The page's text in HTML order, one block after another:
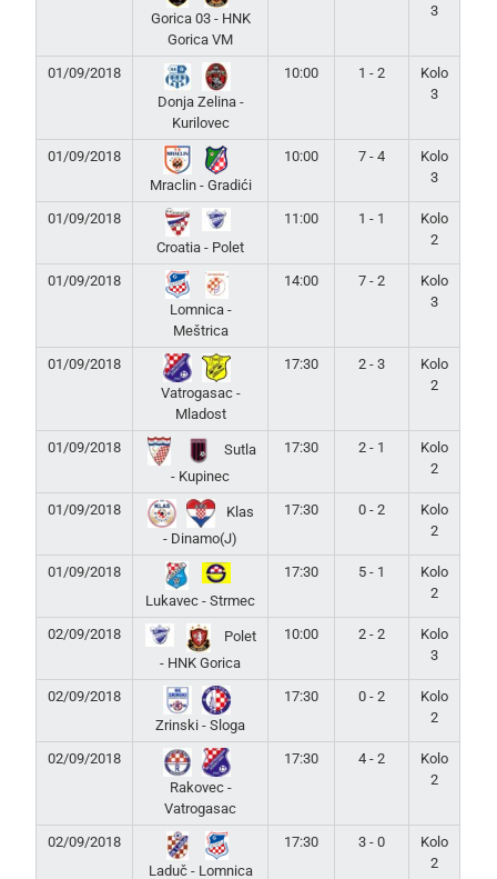
Gorica 03 - HNK
Gorica VM
3
01/09/2018
Donja Zelina -
Kurilovec
10:00 1 - 2
Kolo
3
01/09/2018
Mraclin - Gradići
10:00 7 - 4
Kolo
3
01/09/2018
Croatia - Polet
11:00 1 - 1
Kolo
2
01/09/2018
Lomnica -
Meštrica
14:00 7 - 2
Kolo
3
01/09/2018
Vatrogasac -
Mladost
17:30 2 - 3
Kolo
2
01/09/2018
Sutla
- Kupinec
17:30 2 - 1
Kolo
2
01/09/2018
Klas
- Dinamo(J)
17:30 0 - 2
Kolo
2
01/09/2018
Lukavec - Strmec
17:30 5 - 1
Kolo
2
02/09/2018
Polet
- HNK Gorica
10:00 2 - 2
Kolo
3
02/09/2018
Zrinski - Sloga
17:30 0 - 2
Kolo
2
02/09/2018
Rakovec -
Vatrogasac
17:30 4 - 2
Kolo
2
02/09/2018
Laduč - Lomnica
17:30 3 - 0
Kolo
2